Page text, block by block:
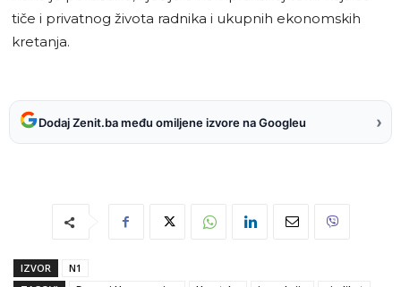
tiče i privatnog života radnika i ukupnih ekonomskih
kretanja.
Dodaj Zenit.ba među omiljene izvore na Googleu ›
IZVOR
N1